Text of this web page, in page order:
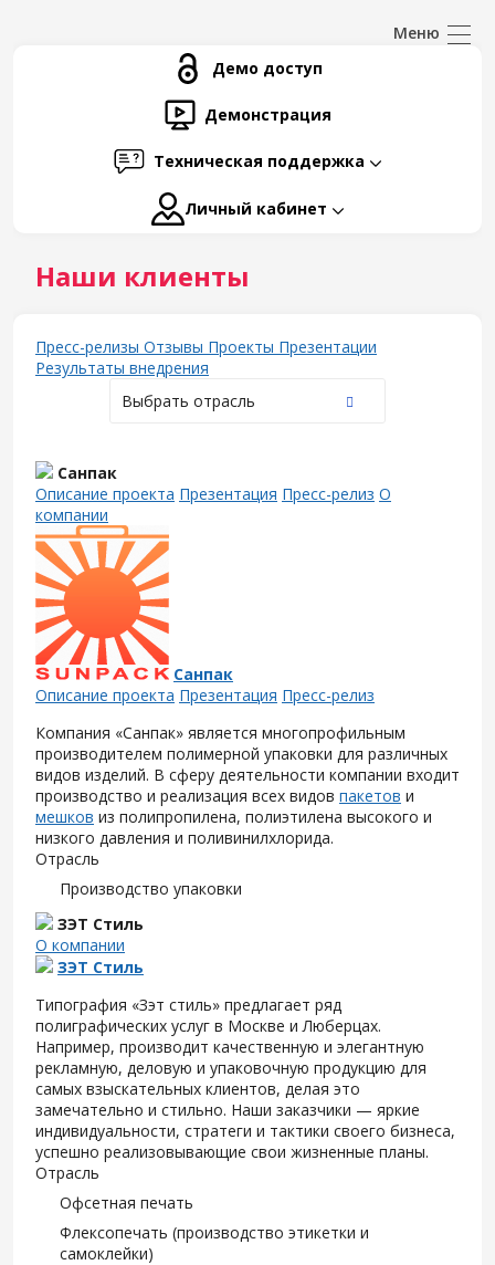
Демо доступ
Демонстрация
Техническая поддержка
Личный кабинет
Наши клиенты
Пресс-релизы Отзывы Проекты Презентации
Результаты внедрения
Выбрать отрасль
Санпак
Описание проекта Презентация Пресс-релиз О
компании
Санпак
Описание проекта Презентация Пресс-релиз
Компания «Санпак» является многопрофильным
производителем полимерной упаковки для различных
видов изделий. В сферу деятельности компании входит
производство и реализация всех видов пакетов и
мешков из полипропилена, полиэтилена высокого и
низкого давления и поливинилхлорида.
Отрасль
Производство упаковки
ЗЭТ Стиль
О компании
ЗЭТ Стиль
Типография «Зэт cтиль» предлагает ряд
полиграфических услуг в Москве и Люберцах.
Например, производит качественную и элегантную
рекламную, деловую и упаковочную продукцию для
самых взыскательных клиентов, делая это
замечательно и стильно. Наши заказчики — яркие
индивидуальности, стратеги и тактики своего бизнеса,
успешно реализовывающие свои жизненные планы.
Отрасль
Офсетная печать
Флексопечать (производство этикетки и
самоклейки)